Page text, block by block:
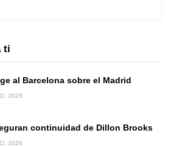
ti
al Barcelona sobre el Madrid
2026
continuidad de Dillon Brooks
2026